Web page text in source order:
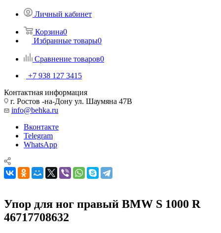
Личный кабинет
Корзина0
Избранные товары0
Сравнение товаров0
+7 938 127 3415
Контактная информация
г. Ростов -на-Дону ул. Шаумяна 47В
info@behka.ru
Вконтакте
Telegram
WhatsApp
Упор для ног правый BMW S 1000 R
46717708632